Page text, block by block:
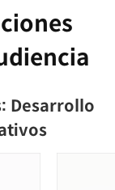
Desarrollo